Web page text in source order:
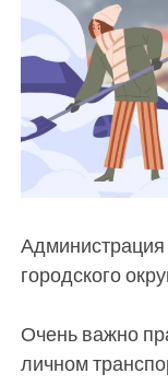
городского
Очень важно
личном